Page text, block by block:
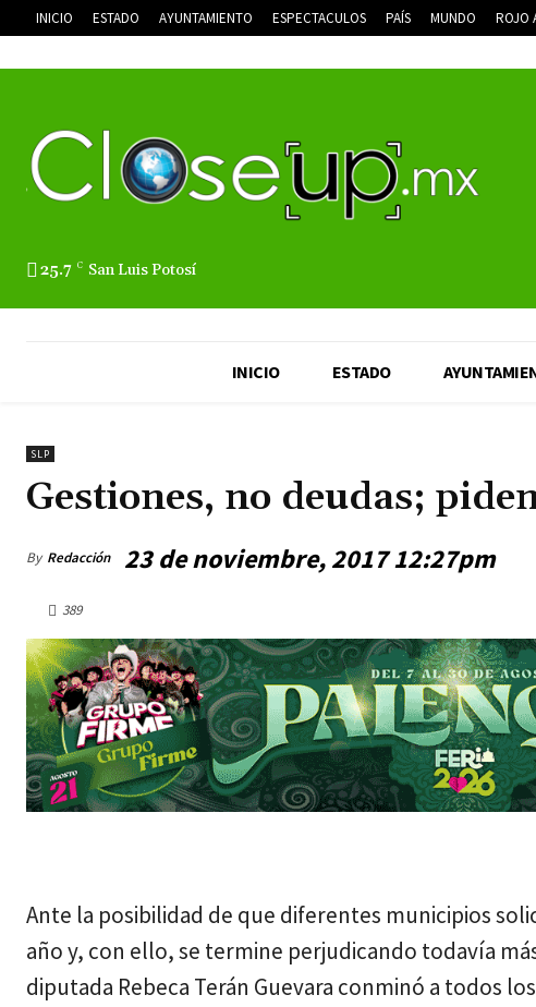
INICIO ESTADO AYUNTAMIENTO ESPECTACULOS PAÍS MUNDO ROJO
25.7 C San Luis Potosí
INICIO ESTADO
SLP
Gestiones, no deudas;
By Redacción 23 de noviembre, 2017 12:27pm
389
Ante la posibilidad de que diferentes municipios
año y, con ello, se termine perjudicando todavía
diputada Rebeca Terán Guevara conminó a todos